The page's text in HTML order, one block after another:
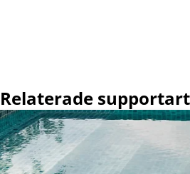
Relaterade